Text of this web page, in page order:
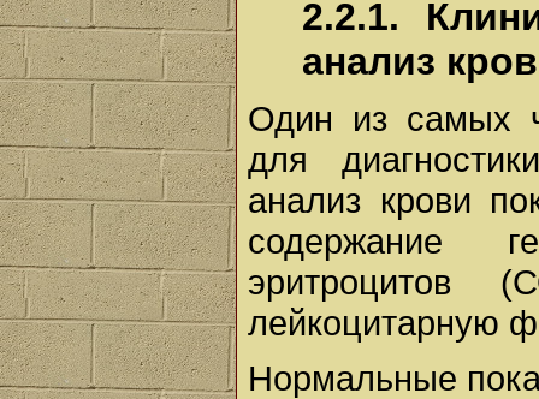
2.2.1.
анализ
Один из самых
для
анализ крови
содержание
эритроцитов
лейкоцитарную
Нормальные